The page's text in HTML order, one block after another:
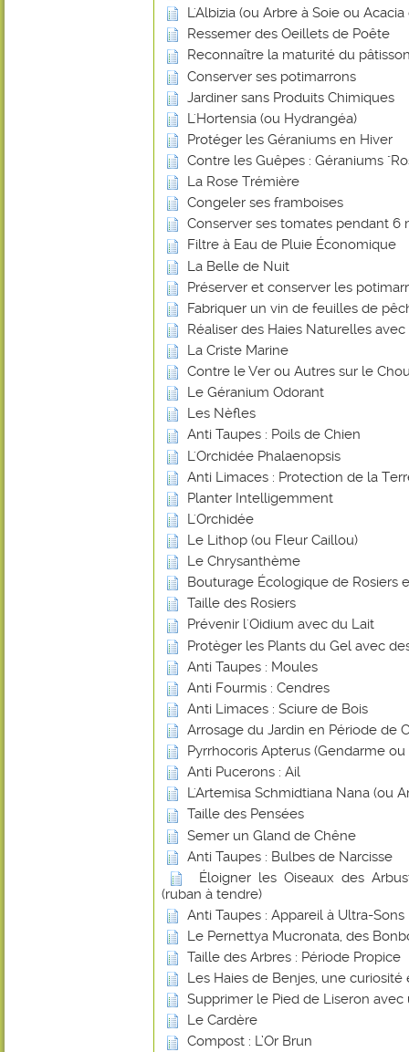
L'Albizia (ou Arbre à Soie ou
Ressemer des Oeillets de Poête
Reconnaître la maturité du
Conserver ses potimarrons
Jardiner sans Produits Chimiques
L'Hortensia (ou Hydrangéa)
Protéger les Géraniums en Hiver
Contre les Guêpes : Géraniums
La Rose Trémière
Congeler ses framboises
Conserver ses tomates pendant 6
Filtre à Eau de Pluie Économique
La Belle de Nuit
Préserver et conserver les
Fabriquer un vin de feuilles de
Réaliser des Haies Naturelles
La Criste Marine
Contre le Ver ou Autres sur le
Le Géranium Odorant
Les Nèfles
Anti Taupes : Poils de Chien
L'Orchidée Phalaenopsis
Anti Limaces : Protection de la
Planter Intelligemment
L'Orchidée
Le Lithop (ou Fleur Caillou)
Le Chrysanthème
Bouturage Écologique de Rosiers
Taille des Rosiers
Prévenir l'Oidium avec du Lait
Protèger les Plants du Gel avec
Anti Taupes : Moules
Anti Fourmis : Cendres
Anti Limaces : Sciure de Bois
Arrosage du Jardin en Période de
Pyrrhocoris Apterus (Gendarme ou
Anti Pucerons : Ail
L'Artemisa Schmidtiana Nana (ou
Taille des Pensées
Semer un Gland de Chêne
Anti Taupes : Bulbes de Narcisse
Éloigner les Oiseaux des
(ruban à tendre)
Anti Taupes : Appareil à Ultra-Sons
Le Pernettya Mucronata, des
Taille des Arbres : Période Propice
Les Haies de Benjes, une
Supprimer le Pied de Liseron
Le Cardère
Compost : L’Or Brun